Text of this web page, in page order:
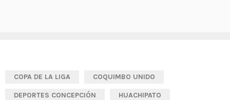
COPA DE LA LIGA COQUIMBO UNIDO
DEPORTES CONCEPCIÓN HUACHIPATO